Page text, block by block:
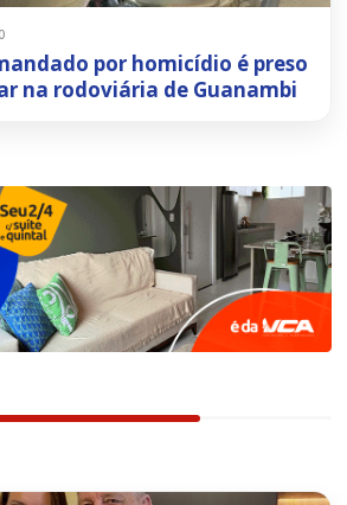
por homicídio é preso
na rodoviária de Guanambi